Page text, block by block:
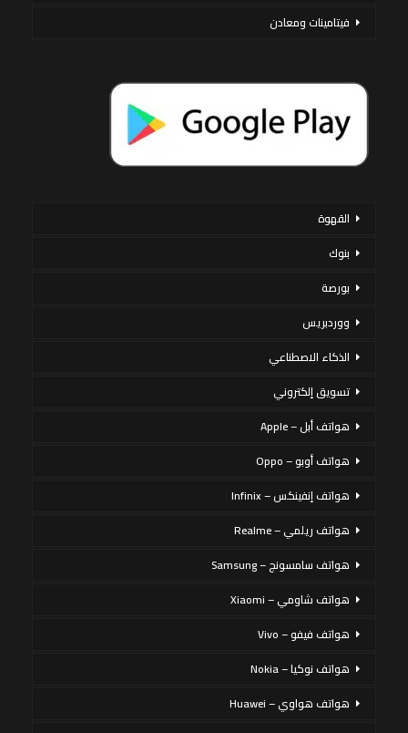
فيتامينات ومعادن
القهوة
بنوك
بورصة
ووردبريس
الذكاء الاصطناعي
تسويق إلكتروني
هواتف أبل – Apple
هواتف أوبو – Oppo
هواتف إنفينكس – Infinix
هواتف ريلمي – Realme
هواتف سامسونج – Samsung
هواتف شاومي – Xiaomi
هواتف فيفو – Vivo
هواتف نوكيا – Nokia
هواتف هواوي – Huawei